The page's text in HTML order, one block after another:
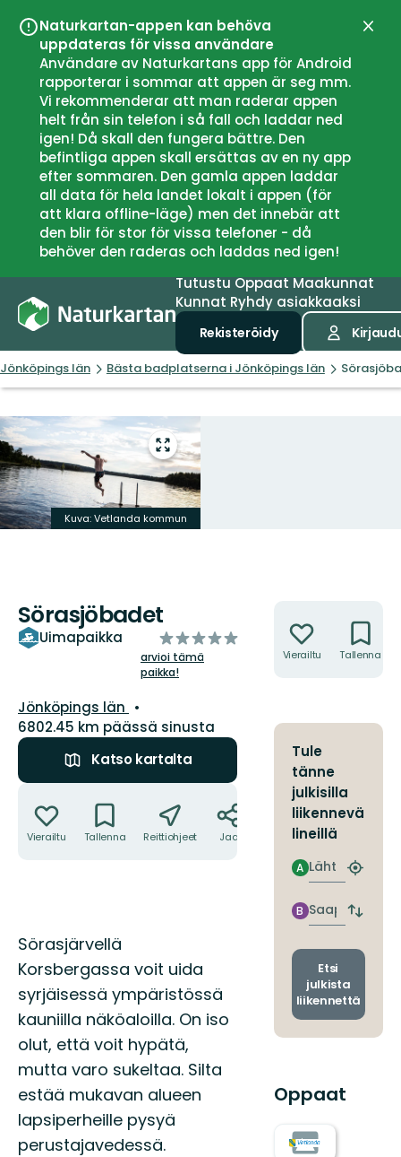
Naturkartan-appen kan behöva
uppdateras för vissa användare
Användare av Naturkartans app för Android
rapporterar i sommar att appen är seg mm.
Vi rekommenderar att man raderar appen
helt från sin telefon i så fall och laddar ned
igen! Då skall den fungera bättre. Den
befintliga appen skall ersättas av en ny app
efter sommaren. Den gamla appen laddar
all data för hela landet lokalt i appen (för
att klara offline-läge) men det innebär att
den blir för stor för vissa telefoner - då
behöver den raderas och laddas ned igen!
Sulje
TutustuOppaatMaakunnat
Kunnat Ryhdy asiakkaaksi
Rekisteröidy
Jönköpings län Bästa badplatserna i Jönköpings län
Siirry
koko
näytön
alueelle
Kuva: Vetlanda kommun
Sörasjöbadet
Uimapaikka
/5
tähteä
arvioi tämä
paikka!
Kunta:
Jönköpings län
6802.45 km päässä sinusta
Katso kartalta
Vierailtu Tallenna Reittiohjeet Jaa
Kuvaus
Sörasjärvellä
Korsbergassa voit uida
syrjäisessä ympäristössä
kauniilla näköaloilla. On iso
olut, että voit hypätä,
mutta varo sukeltaa. Silta
estää mukavan alueen
lapsiperheille pysyä
perustajavedessä.
Vierailtu Tallenna
Tule
tänne
julkisilla
liikennevä
lineillä
Lähtö
A
Etsi
pysäkki
Saapuminen
B
Vaihda
ja
Etsi
julkista
liikennettä
Oppaat